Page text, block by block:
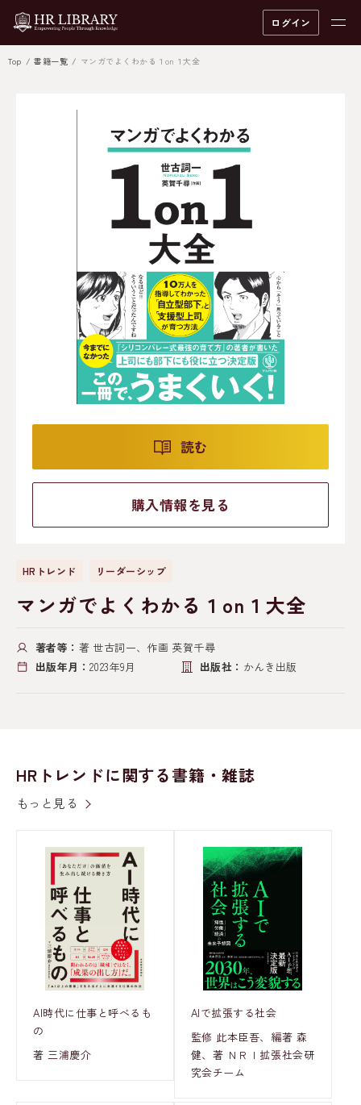
ログイン
Top 書籍一覧 マンガでよくわかる１on１大全
読む
購入情報を見る
HRトレンド リーダーシップ
マンガでよくわかる１on１大全
著者等： 著 世古詞一、作画 英賀千尋
出版年月： 2023年9月 出版社： かんき出版
HRトレンドに関する書籍・雑誌
もっと見る
AI時代に仕事と呼べるも
の
著 三浦慶介
AIで拡張する社会
監修 此本臣吾、編著 森
健、著 ＮＲＩ拡張社会研
究会チーム